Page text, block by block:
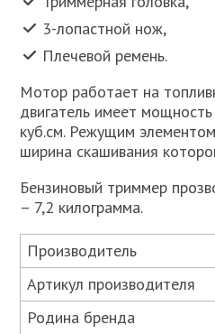
3-лопастной нож,
Плечевой ремень.
Мотор работает на
двигатель имеет
куб.см. Режущим
ширина скашивания
Бензиновый триммер
– 7,2 килограмма.
Производитель
Артикул производителя
Родина бренда